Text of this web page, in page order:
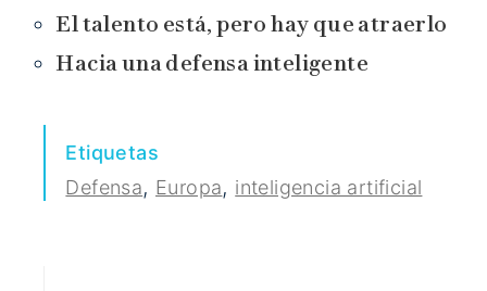
El talento está, pero hay que atraerlo
Hacia una defensa inteligente
Etiquetas
Defensa, Europa, inteligencia artificial